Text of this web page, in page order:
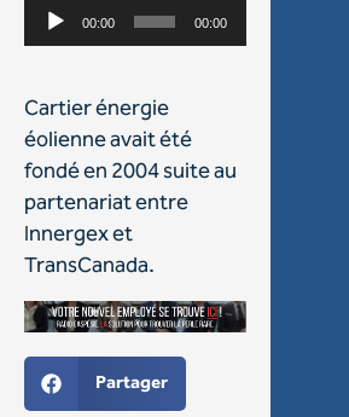
Lecteur
audio
00:00 00:00
Cartier énergie
éolienne avait été
fondé en 2004 suite au
partenariat entre
Innergex et
TransCanada.
Partager